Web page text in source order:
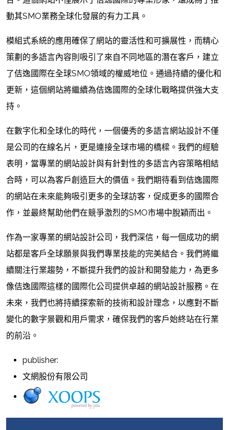
動其SMO業務全球化發展的有力工具。
模組式系統的應用確保了網站的靈活性和可擴展性，而精心
策劃的多語言內容則吸引了來自不同地區的潛在客戶，建立
了佶逸國際在全球SMO領域的權威地位。通過持續的優化和
更新，這個網站將繼續為佶逸國際的全球化戰略提供強大支
持。
在數字化和全球化的時代，一個優秀的多語言網站設計不僅
是公司的在線名片，更是連接全球市場的橋樑。我們的經驗
表明，當專業的網站設計與有針對性的多語言內容策略相結
合時，可以為客戶創造巨大的價值。我們期待看到佶逸國際
的網站在未來能夠吸引更多的全球訪客，促成更多的國際合
作，並最終幫助他們在競爭激烈的SMO市場中脫穎而出。
作為一家專業的網站設計公司，我們深信，每一個成功的網
站都是客戶全球願景與我們專業技能的完美結合。我們將繼
續關注行業趨勢，不斷提升我們的設計和開發能力，為更多
像佶逸國際這樣的國際化公司提供卓越的網站設計服務。在
未來，我們也將持續探索新的技術和設計理念，以應對不斷
變化的數字景觀和用戶需求，確保我們的客戶始終站在行業
的前沿。
publisher:
文網股份有限公司